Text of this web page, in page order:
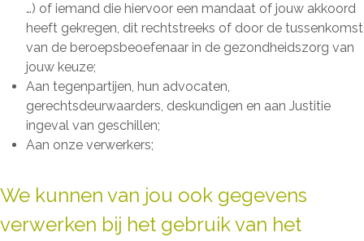
…) of iemand die hiervoor een mandaat of jouw akkoord
heeft gekregen, dit rechtstreeks of door de tussenkomst
van de beroepsbeoefenaar in de gezondheidszorg van
jouw keuze;
Aan tegenpartijen, hun advocaten,
gerechtsdeurwaarders, deskundigen en aan Justitie
ingeval van geschillen;
Aan onze verwerkers;
We kunnen van jou ook gegevens
verwerken bij het gebruik van het